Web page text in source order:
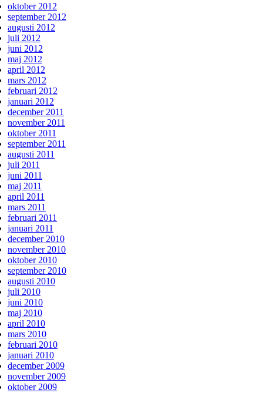
oktober 2012
september 2012
augusti 2012
juli 2012
juni 2012
maj 2012
april 2012
mars 2012
februari 2012
januari 2012
december 2011
november 2011
oktober 2011
september 2011
augusti 2011
juli 2011
juni 2011
maj 2011
april 2011
mars 2011
februari 2011
januari 2011
december 2010
november 2010
oktober 2010
september 2010
augusti 2010
juli 2010
juni 2010
maj 2010
april 2010
mars 2010
februari 2010
januari 2010
december 2009
november 2009
oktober 2009